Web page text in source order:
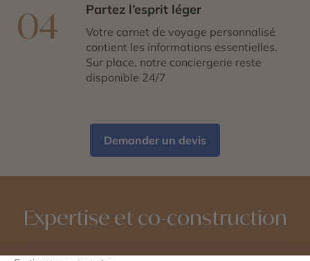
04 Partez l’esprit léger
Votre carnet de voyage personnalisé
contient les informations essentielles.
Sur place, notre conciergerie reste
disponible 24/7
Demander un devis
Expertise et co-construction